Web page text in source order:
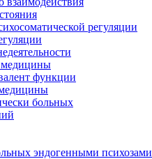
регуляции
медицины
функции
больных
эндогенными психозами